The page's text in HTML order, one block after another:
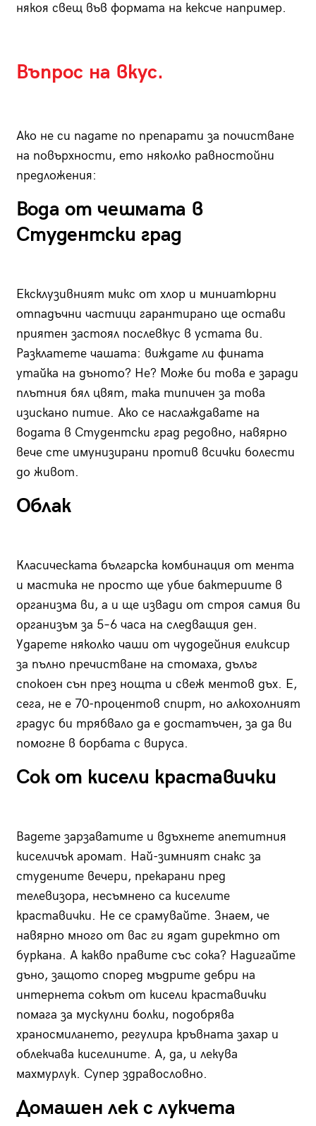
някоя свещ във формата на кексче например.
Въпрос на вкус.
Ако не си падате по препарати за почистване
на повърхности, ето няколко равностойни
предложения:
Вода от чешмата в
Студентски град
Ексклузивният микс от хлор и миниатюрни
отпадъчни частици гарантирано ще остави
приятен застоял послевкус в устата ви.
Разклатете чашата: виждате ли фината
утайка на дъното? Не? Може би това е заради
плътния бял цвят, така типичен за това
изискано питие. Ако се наслаждавате на
водата в Студентски град редовно, навярно
вече сте имунизирани против всички болести
до живот.
Облак
Класическата българска комбинация от мента
и мастика не просто ще убие бактериите в
организма ви, а и ще извади от строя самия ви
организъм за 5–6 часа на следващия ден.
Ударете няколко чаши от чудодейния еликсир
за пълно пречистване на стомаха, дълъг
спокоен сън през нощта и свеж ментов дъх. Е,
сега, не е 70-процентов спирт, но алкохолният
градус би трябвало да е достатъчен, за да ви
помогне в борбата с вируса.
Сок от кисели краставички
Вадете зарзаватите и вдъхнете апетитния
киселичък аромат. Най-зимният снакс за
студените вечери, прекарани пред
телевизора, несъмнено са киселите
краставички. Не се срамувайте. Знаем, че
навярно много от вас ги ядат директно от
буркана. А какво правите със сока? Надигайте
дъно, защото според мъдрите дебри на
интернета сокът от кисели краставички
помага за мускулни болки, подобрява
храносмилането, регулира кръвната захар и
облекчава киселините. А, да, и лекува
махмурлук. Супер здравословно.
Домашен лек с лукчета